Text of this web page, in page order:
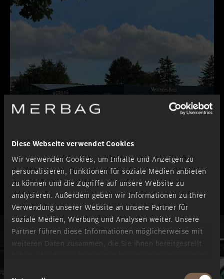
Diese Webseite verwendet Cookies
Wir verwenden Cookies, um Inhalte und Anzeigen zu
personalisieren, Funktionen für soziale Medien anbieten
zu können und die Zugriffe auf unsere Website zu
analysieren. Außerdem geben wir Informationen zu Ihrer
Verwendung unserer Website an unsere Partner für
soziale Medien, Werbung und Analysen weiter. Unsere
Partner führen diese Informationen möglicherweise mit
weiteren Daten zusammen, die Sie ihnen bereitgestellt